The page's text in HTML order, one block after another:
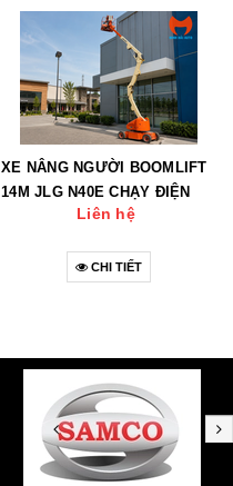
XE NÂNG NGƯỜI BOOMLIFT
14M JLG N40E CHẠY ĐIỆN
Liên hệ
CHI TIẾT